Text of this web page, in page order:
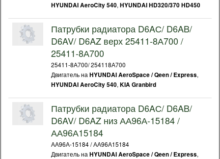
HYUNDAI AeroCity 540, HYUNDAI HD320/370 HD450
Патрубки радиатора D6AС/ D6AB/
D6AV/ D6AZ верх 25411-8А700 /
25411-8А700
25411-8А700/ 254118А700
Двигатель на HYUNDAI AeroSpace / Qeen / Express,
HYUNDAI AeroCity 540, KIA Granbird
Патрубки радиатора D6AС/ D6AB/
D6AV/ D6AZ низ АА96А-15184 /
АА96А15184
АА96А-15184 / АА96А15184
Двигатель на HYUNDAI AeroSpace / Qeen / Express,